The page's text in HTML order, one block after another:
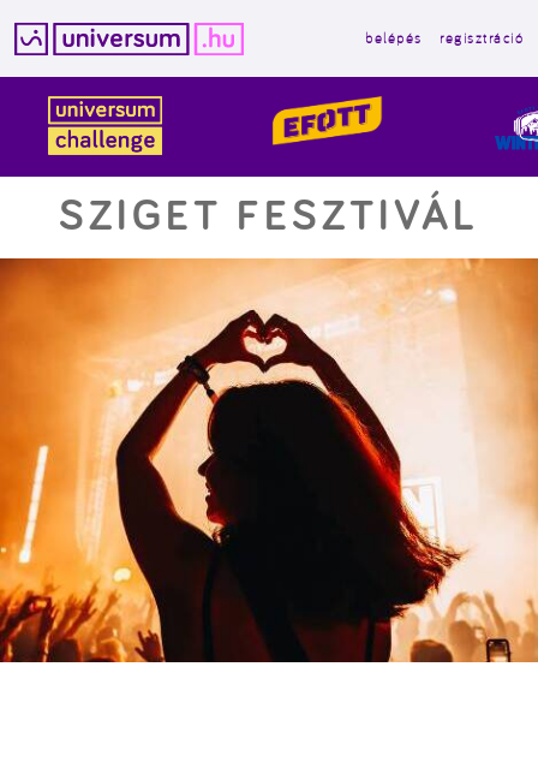
tartalomba
belépés regisztráció
SZIGET FESZTIVÁL